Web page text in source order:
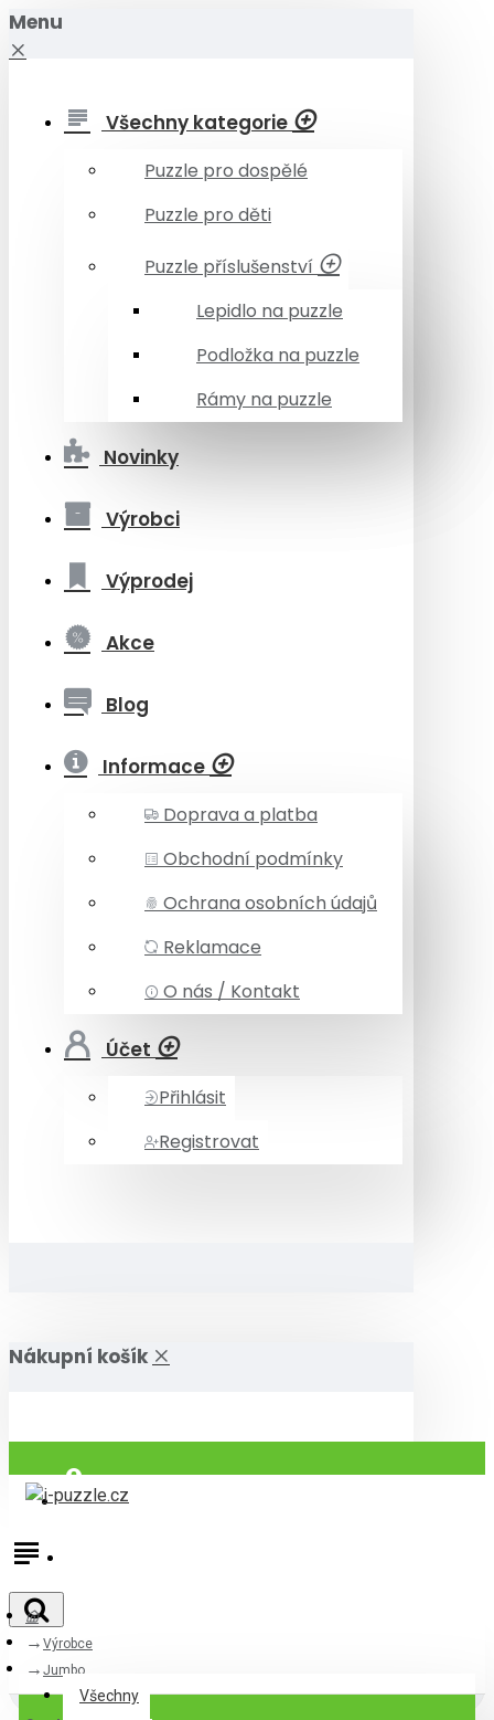
Menu
Všechny kategorie
Puzzle pro dospělé
Puzzle pro děti
Puzzle příslušenství
Lepidlo na puzzle
Podložka na puzzle
Rámy na puzzle
Novinky
Výrobci
Výprodej
Akce
Blog
Informace
Doprava a platba
Obchodní podmínky
Ochrana osobních údajů
Reklamace
O nás / Kontakt
Účet
Přihlásit
Registrovat
Nákupní košík
Přihlásit
Všechny
Všechny
Výrobce
Jumbo